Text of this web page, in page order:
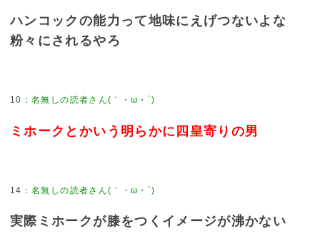
ハンコックの能力って地味にえげつないよな
粉々にされるやろ
10
ミホークとかいう明らかに四皇寄りの男
14
実際ミホークが膝をつくイメージが沸かない